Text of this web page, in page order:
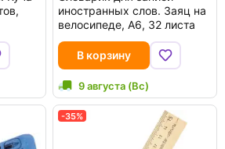
иностранных слов. Заяц на
велосипеде, А6, 32 листа
В корзину
9 августа (Вс)
-35%